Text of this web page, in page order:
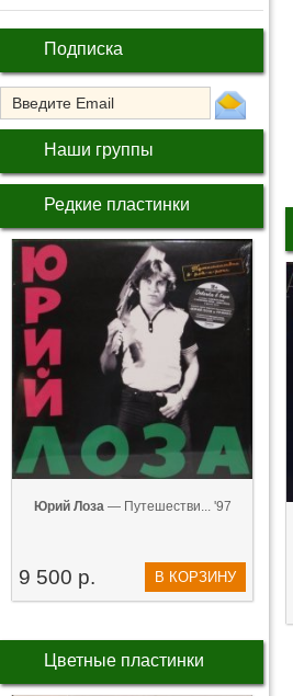
Подписка
Наши группы
Редкие пластинки
Юрий Лоза— Путешестви... '97
9 500 р. В КОРЗИНУ
Цветные пластинки